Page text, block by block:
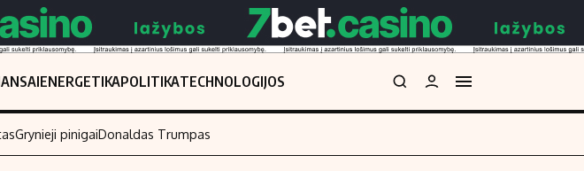
ENERGETIKAPOLITIKATECHNOLOGIJOS
Grynieji pinigaiDonaldas Trumpas